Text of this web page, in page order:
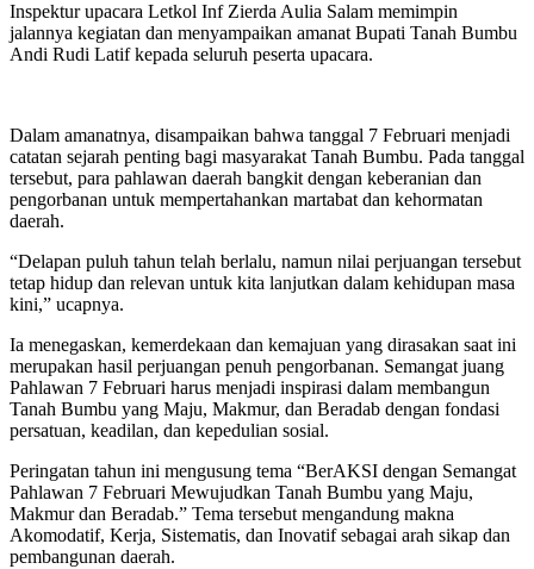
Inspektur upacara Letkol Inf Zierda Aulia Salam memimpin
jalannya kegiatan dan menyampaikan amanat Bupati Tanah Bumbu
Andi Rudi Latif kepada seluruh peserta upacara.
Dalam amanatnya, disampaikan bahwa tanggal 7 Februari menjadi
catatan sejarah penting bagi masyarakat Tanah Bumbu. Pada tanggal
tersebut, para pahlawan daerah bangkit dengan keberanian dan
pengorbanan untuk mempertahankan martabat dan kehormatan
daerah.
“Delapan puluh tahun telah berlalu, namun nilai perjuangan tersebut
tetap hidup dan relevan untuk kita lanjutkan dalam kehidupan masa
kini,” ucapnya.
Ia menegaskan, kemerdekaan dan kemajuan yang dirasakan saat ini
merupakan hasil perjuangan penuh pengorbanan. Semangat juang
Pahlawan 7 Februari harus menjadi inspirasi dalam membangun
Tanah Bumbu yang Maju, Makmur, dan Beradab dengan fondasi
persatuan, keadilan, dan kepedulian sosial.
Peringatan tahun ini mengusung tema “BerAKSI dengan Semangat
Pahlawan 7 Februari Mewujudkan Tanah Bumbu yang Maju,
Makmur dan Beradab.” Tema tersebut mengandung makna
Akomodatif, Kerja, Sistematis, dan Inovatif sebagai arah sikap dan
pembangunan daerah.